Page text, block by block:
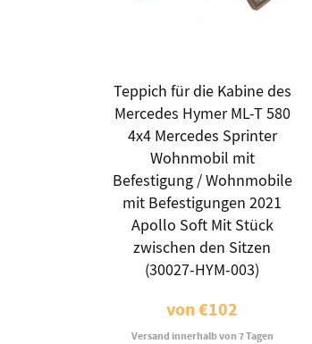
Teppich für die Kabine des
Mercedes Hymer ML-T 580
4x4 Mercedes Sprinter
Wohnmobil mit
Befestigung / Wohnmobile
mit Befestigungen 2021
Apollo Soft Mit Stück
zwischen den Sitzen
(30027-HYM-003)
von€102
Versand innerhalb von 7 Tagen